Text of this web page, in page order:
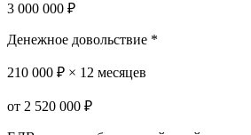
3 000 000 ₽
Денежное довольствие *
210 000 ₽ × 12 месяцев
от 2 520 000 ₽